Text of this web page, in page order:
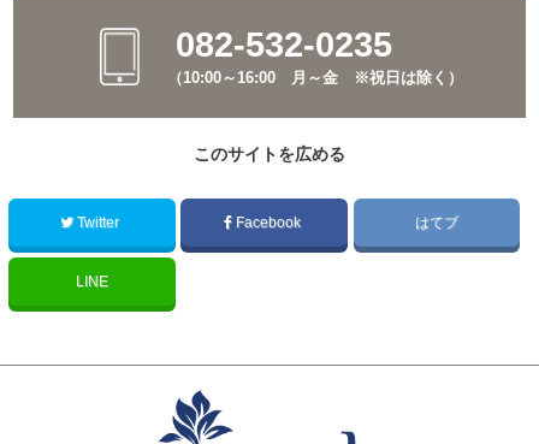
082-532-0235
（10:00～16:00 月～金 ※祝日は除く）
このサイトを広める
Twitter Facebook はてブ
LINE